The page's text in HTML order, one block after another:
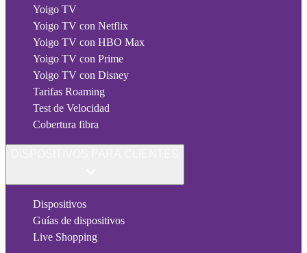
Yoigo TV
Yoigo TV con Netflix
Yoigo TV con HBO Max
Yoigo TV con Prime
Yoigo TV con Disney
Tarifas Roaming
Test de Velocidad
Cobertura fibra
Dispositivos
Guías de dispositivos
Live Shopping